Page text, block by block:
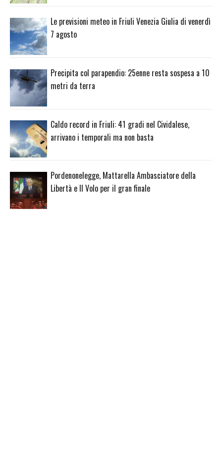
Le previsioni meteo in Friuli Venezia Giulia di venerdì
7 agosto
Precipita col parapendio: 25enne resta sospesa a 10
metri da terra
Caldo record in Friuli: 41 gradi nel Cividalese,
arrivano i temporali ma non basta
Pordenonelegge, Mattarella Ambasciatore della
Libertà e Il Volo per il gran finale